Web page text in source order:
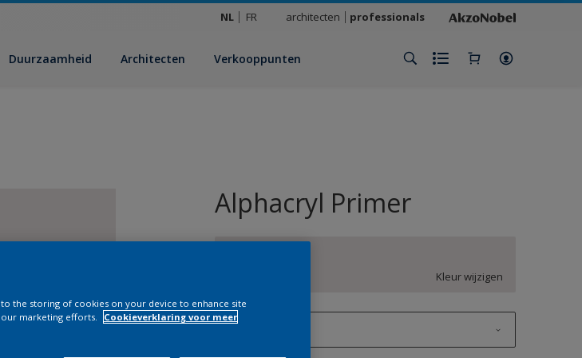
NL FR architecten professionals
Duurzaamheid Architecten Verkooppunten
Alphacryl Primer
Kleur wijzigen
to the storing of cookies on your device to enhance site
our marketing efforts.
Cookieverklaring voor meer